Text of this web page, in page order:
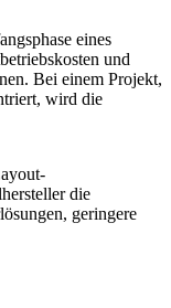
eines
und
Bei einem Projekt,
wird die
die
geringere